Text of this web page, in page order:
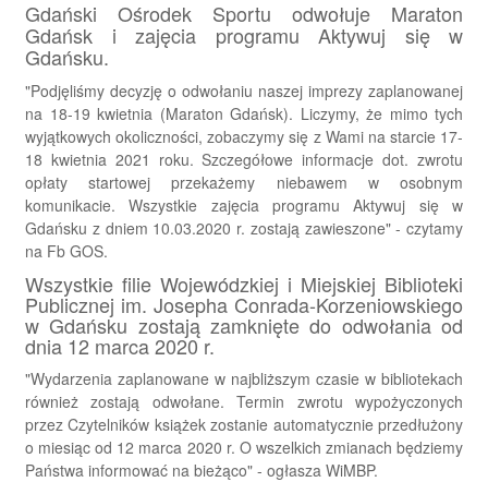
Gdański Ośrodek Sportu odwołuje Maraton
Gdańsk i zajęcia programu Aktywuj się w
Gdańsku.
"Podjęliśmy decyzję o odwołaniu naszej imprezy zaplanowanej
na 18-19 kwietnia (Maraton Gdańsk). Liczymy, że mimo tych
wyjątkowych okoliczności, zobaczymy się z Wami na starcie 17-
18 kwietnia 2021 roku. Szczegółowe informacje dot. zwrotu
opłaty startowej przekażemy niebawem w osobnym
komunikacie.Wszystkie zajęcia programu Aktywuj się w
Gdańsku z dniem 10.03.2020 r. zostają zawieszone" - czytamy
na Fb GOS.
Wszystkie filie Wojewódzkiej i Miejskiej Biblioteki
Publicznej im. Josepha Conrada-Korzeniowskiego
w Gdańsku zostają zamknięte do odwołania od
dnia 12 marca 2020 r.
"Wydarzenia zaplanowane w najbliższym czasie w bibliotekach
również zostają odwołane. Termin zwrotu wypożyczonych
przez Czytelników książek zostanie automatycznie przedłużony
o miesiąc od 12 marca 2020 r. O wszelkich zmianach będziemy
Państwa informować na bieżąco" - ogłasza WiMBP.